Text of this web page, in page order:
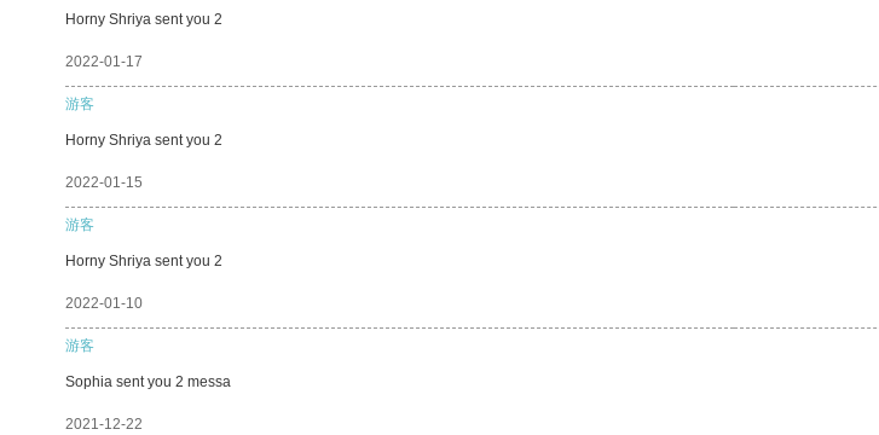
Horny Shriya sent you 2
2022-01-17
游客
Horny Shriya sent you 2
2022-01-15
游客
Horny Shriya sent you 2
2022-01-10
游客
Sophia sent you 2 messa
2021-12-22